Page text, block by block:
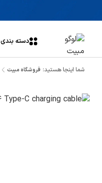
دسته بندی
شما اینجا هستید: فروشگاه مبیت